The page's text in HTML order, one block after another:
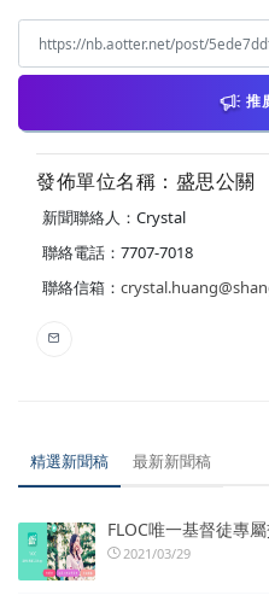
推
發佈單位名稱：盛思公關
新聞聯絡人：Crystal
聯絡電話：7707-7018
聯絡信箱：
精選新聞稿 最新新聞稿
FLOC唯一基督徒專
2021/03/29